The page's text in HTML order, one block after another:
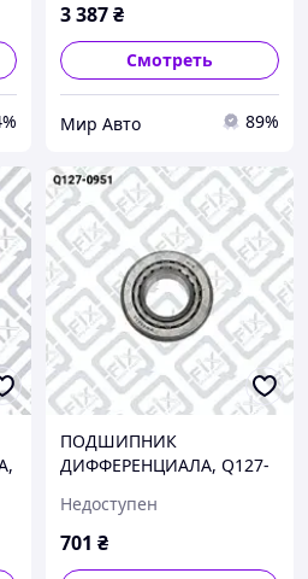
3 387₴
Смотреть
Мир Авто 89%
ПОДШИПНИК
ДИФФЕРЕНЦИАЛА, Q127-
Недоступен
701 ₴